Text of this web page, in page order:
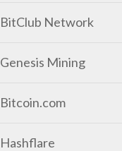
BitClub Network
Genesis Mining
Bitcoin.com
Hashflare